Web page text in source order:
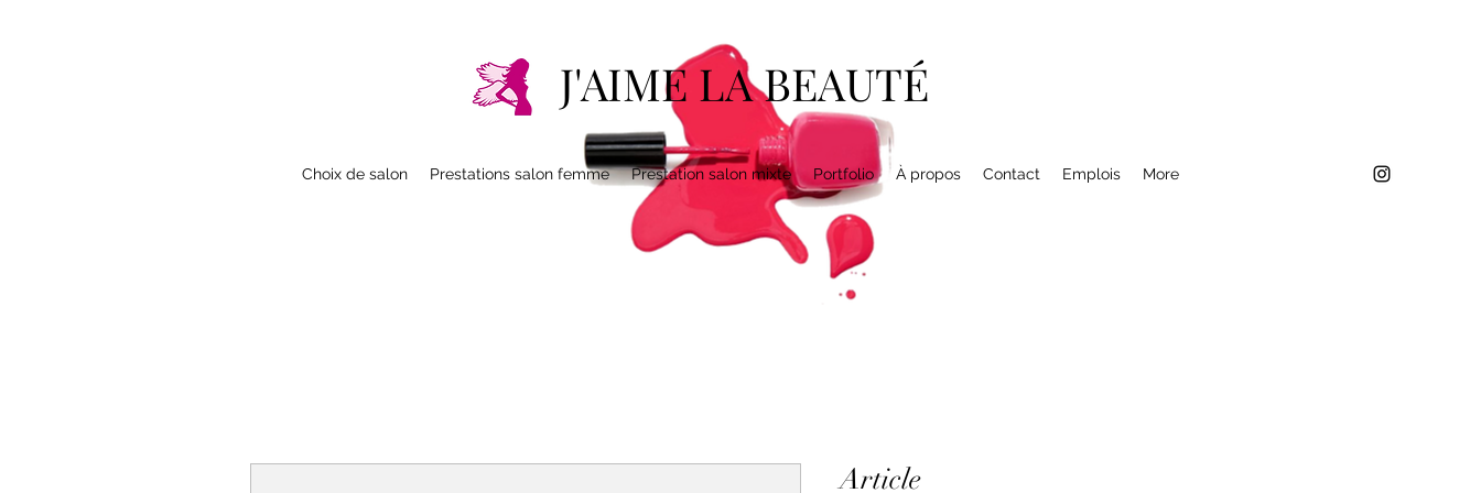
J'AIME LA BEAUTÉ
Choix de salon Prestations salon femme Prestation salon mixte Portfolio À propos Contact Emplois More
Article